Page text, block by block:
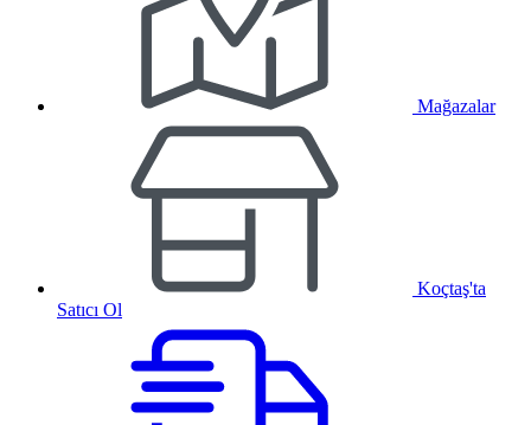
Mağazalar
Koçtaş'ta
Satıcı Ol